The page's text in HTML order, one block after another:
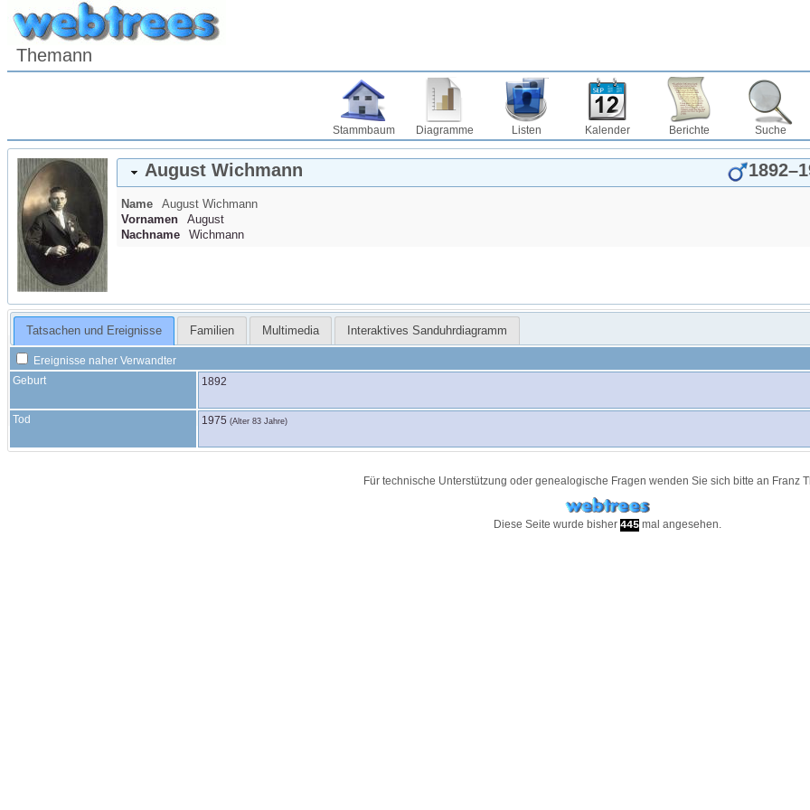
Themann
Stammbaum Diagramme Listen Kalender Berichte Suche
August Wichmann 1892–
Name August Wichmann
Vornamen
August
Nachname
Wichmann
Tatsachen und Ereignisse Familien Multimedia Interaktives Sanduhrdiagramm
Ereignisse naher Verwandter
Geburt
1892
Tod 1975 (Alter 83 Jahre)
Für technische Unterstützung oder genealogische Fragen wenden Sie sich bitte an Franz
Diese Seite wurde bisher 445 mal angesehen.